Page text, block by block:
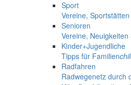
Sport
Vereine,
Senioren
Vereine, Neuigkeiten
Kinder+Jugendliche
Tipps für Familien
Radfahren
Radwegenetz durch